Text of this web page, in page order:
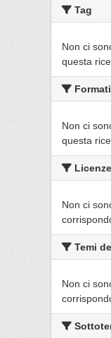
Tag
Non ci
questa
Formati
Non ci
questa
Non ci
Temi
Non ci